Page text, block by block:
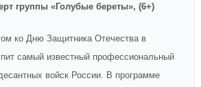
группы «Голубые береты», (6+)
ко Дню Защитника Отечества в
самый известный профессиональный
войск России. В программе